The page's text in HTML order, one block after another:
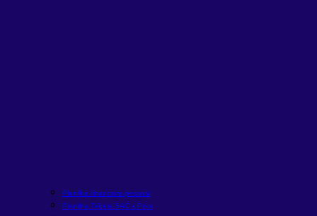
Planilha financeira pessoal
Planilha Tabela SAC x Price